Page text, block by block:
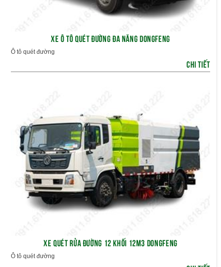
XE Ô TÔ QUÉT ĐƯỜNG ĐA NĂNG DONGFENG
Ô tô quét đường
CHI TIẾT
XE QUÉT RỬA ĐƯỜNG 12 KHỐI 12M3 DONGFENG
Ô tô quét đường